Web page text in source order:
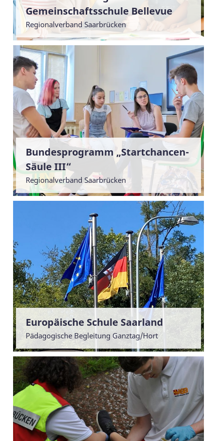
Gemeinschaftsschule Bellevue
Regionalverband Saarbrücken
Bundesprogramm „Startchancen-
Säule III“
Regionalverband Saarbrücken
Europäische Schule Saarland
Pädagogische Begleitung Ganztag/Hort